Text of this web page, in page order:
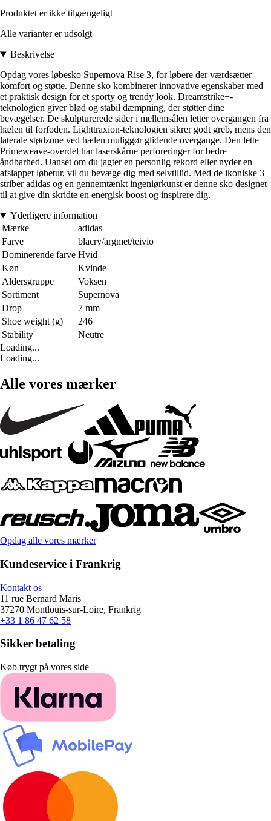
Produktet er ikke tilgængeligt
Alle varianter er udsolgt
Beskrivelse
Opdag vores løbesko Supernova Rise 3, for løbere der værdsætter
komfort og støtte. Denne sko kombinerer innovative egenskaber med
et praktisk design for et sporty og trendy look. Dreamstrike+-
teknologien giver blød og stabil dæmpning, der støtter dine
bevægelser. De skulpturerede sider i mellemsålen letter overgangen fra
hælen til forfoden. Lighttraxion-teknologien sikrer godt greb, mens den
laterale stødzone ved hælen muliggør glidende overgange. Den lette
Primeweave-overdel har laserskårne perforeringer for bedre
åndbarhed. Uanset om du jagter en personlig rekord eller nyder en
afslappet løbetur, vil du bevæge dig med selvtillid. Med de ikoniske 3
striber adidas og en gennemtænkt ingeniørkunst er denne sko designet
til at give din skridte en energisk boost og inspirere dig.
Yderligere information
Mærke
adidas
Farve
blacry/argmet/teivio
Dominerende farve Hvid
Køn
Kvinde
Aldersgruppe
Voksen
Sortiment
Supernova
Drop
7 mm
Shoe weight (g)
246
Stability
Neutre
Loading...
Loading...
Alle vores mærker
Opdag alle vores mærker
Kundeservice i Frankrig
Kontakt os
11 rue Bernard Maris
37270 Montlouis-sur-Loire, Frankrig
+33 1 86 47 62 58
Sikker betaling
Køb trygt på vores side